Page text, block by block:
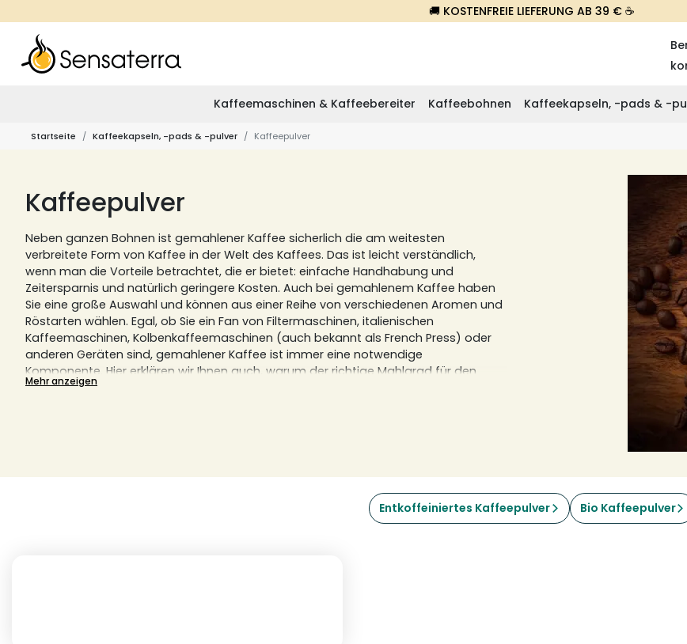
🚚 KOSTENFREIE LIEFERUNG AB 39 € ☕
Kaffeemaschinen & Kaffeebereiter Kaffeebohnen Kaffeekapseln, -pads & -
Startseite Kaffeekapseln, -pads & -pulver Kaffeepulver
Kaffeepulver
Neben ganzen Bohnen ist gemahlener Kaffee sicherlich die am weitesten
verbreitete Form von Kaffee in der Welt des Kaffees. Das ist leicht verständlich,
wenn man die Vorteile betrachtet, die er bietet: einfache Handhabung und
Zeitersparnis und natürlich geringere Kosten. Auch bei gemahlenem Kaffee haben
Sie eine große Auswahl und können aus einer Reihe von verschiedenen Aromen und
Röstarten wählen. Egal, ob Sie ein Fan von Filtermaschinen, italienischen
Kaffeemaschinen, Kolbenkaffeemaschinen (auch bekannt als French Press) oder
anderen Geräten sind, gemahlener Kaffee ist immer eine notwendige
Komponente. Hier erklären wir Ihnen auch, warum der richtige Mahlgrad für den
perfekten Kaffeegenuss entscheidend ist.
Mehr anzeigen
Entkoffeiniertes Kaffeepulver Bio Kaffeepulver